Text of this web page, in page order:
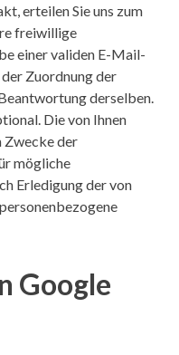
erteilen Sie uns zum
freiwillige
einer validen E-Mail-
Zuordnung der
derselben.
Die von Ihnen
Zwecke der
mögliche
Erledigung der von
Google